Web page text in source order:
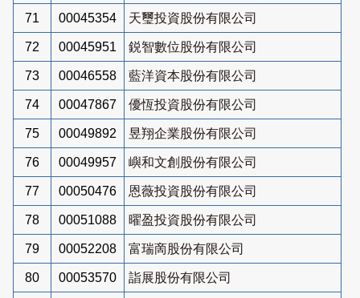
71 00045354 天璽投資股份有限公司
72 00045951 鋭智數位股份有限公司
73 00046558 藍洋資本股份有限公司
74 00047867 優恆投資股份有限公司
75 00049892 昱翔企業股份有限公司
76 00049957 嶼和文創股份有限公司
77 00050476 恩薇投資股份有限公司
78 00051088 曜盈投資股份有限公司
79 00052208 富瑞啇股份有限公司
80 00053570 詣展股份有限公司